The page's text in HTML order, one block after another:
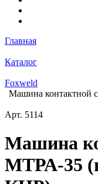
Главная
Каталог
Foxweld
Машина контактной
Арт. 5114
Машина
МТРА-35